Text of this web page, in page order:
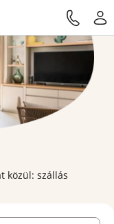
közül: szállás